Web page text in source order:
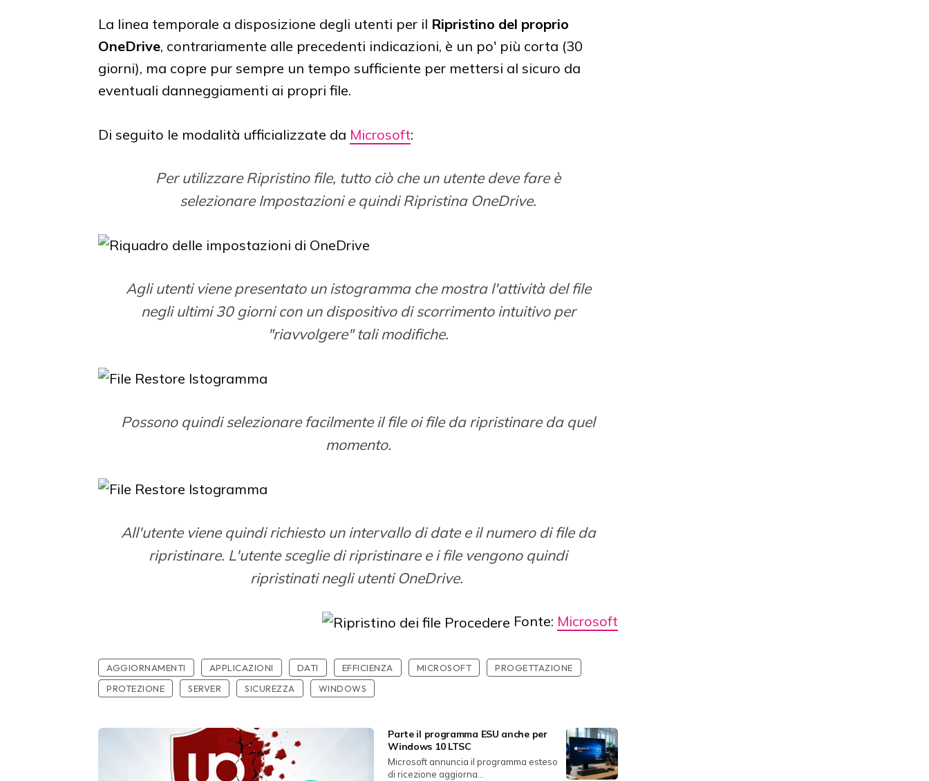
La linea temporale a disposizione degli utenti per il Ripristino del proprio
OneDrive, contrariamente alle precedenti indicazioni, è un po' più corta (30
giorni), ma copre pur sempre un tempo sufficiente per mettersi al sicuro da
eventuali danneggiamenti ai propri file.
Di seguito le modalità ufficializzate da Microsoft:
Per utilizzare Ripristino file, tutto ciò che un utente deve fare è
selezionare Impostazioni e quindi Ripristina OneDrive.
Agli utenti viene presentato un istogramma che mostra l'attività del file
negli ultimi 30 giorni con un dispositivo di scorrimento intuitivo per
"riavvolgere" tali modifiche.
Possono quindi selezionare facilmente il file oi file da ripristinare da quel
momento.
All'utente viene quindi richiesto un intervallo di date e il numero di file da
ripristinare. L'utente sceglie di ripristinare e i file vengono quindi
ripristinati negli utenti OneDrive.
Fonte: Microsoft
AGGIORNAMENTI APPLICAZIONI DATI EFFICIENZA MICROSOFT
PROGETTAZIONE
PROTEZIONE
SERVER SICUREZZA WINDOWS
Parte il programma ESU anche per
Windows 10 LTSC
Microsoft annuncia il programma esteso
di ricezione aggiorna...